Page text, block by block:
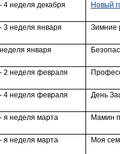
4 неделя декабря Новый
3 неделя января Зимние
января
2 неделя февраля
4 неделя февраля День
я неделя марта Мамин
я неделя марта Моя